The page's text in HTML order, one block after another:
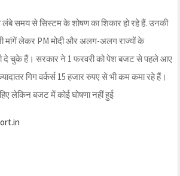
लंबे समय से सिस्टम के शोषण का शिकार हो रहे हैं. उनकी
मांगें लेकर PM मोदी और अलग-अलग राज्यों के
दे चुके हैं। सरकार ने 1 फरवरी को पेश बजट से पहले आए
गिग वर्कर्स 15 हजार रुपए से भी कम कमा रहे हैं।
लेकिन बजट में कोई घोषणा नहीं हुई